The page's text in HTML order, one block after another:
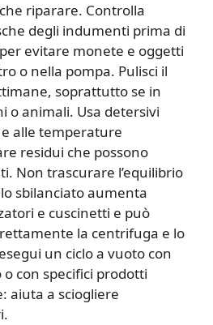
riparare. Controlla
degli indumenti prima di
evitare monete e oggetti
o nella pompa. Pulisci il
soprattutto se in
o animali. Usa detersivi
alle temperature
residui che possono
Non trascurare l’equilibrio
sbilanciato aumenta
e cuscinetti e può
la centrifuga e lo
un ciclo a vuoto con
con specifici prodotti
aiuta a sciogliere